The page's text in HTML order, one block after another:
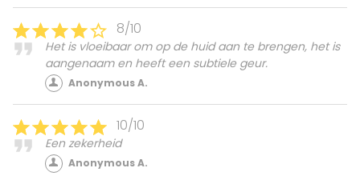
8/10
Het is vloeibaar om op de huid aan te brengen, het is
aangenaam en heeft een subtiele geur.
Anonymous A.
10/10
Een zekerheid
Anonymous A.